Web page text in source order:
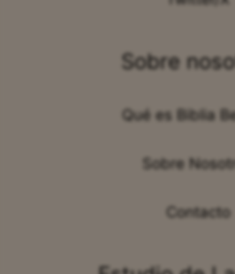
Sobre
Qué es Biblia
Sobre
Contacto